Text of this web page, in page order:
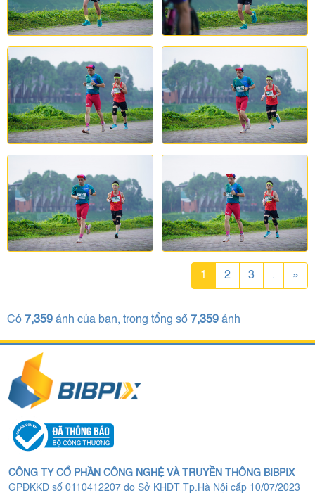
1 2 3 . »
Có 7,359 ảnh của bạn, trong tổng số 7,359 ảnh
CÔNG TY CỔ PHẦN CÔNG NGHỆ VÀ TRUYỀN THÔNG BIBPIX
GPĐKKD số 0110412207 do Sở KHĐT Tp.Hà Nội cấp 10/07/2023